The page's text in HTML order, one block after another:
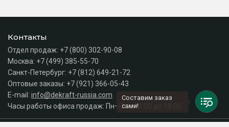
Контакты
Отдел продаж: +7 (800) 302-90-08
Москва: +7 (499) 385-55-70
Санкт-Петербург: +7 (812) 649-21-72
Оптовые заказы: +7 (921) 366-05-43
E-mail: info@dekraft-russia.com
Часы работы офиса продаж: Пн–Пт с 10:00 до 18:00
Составим заказ
сами!